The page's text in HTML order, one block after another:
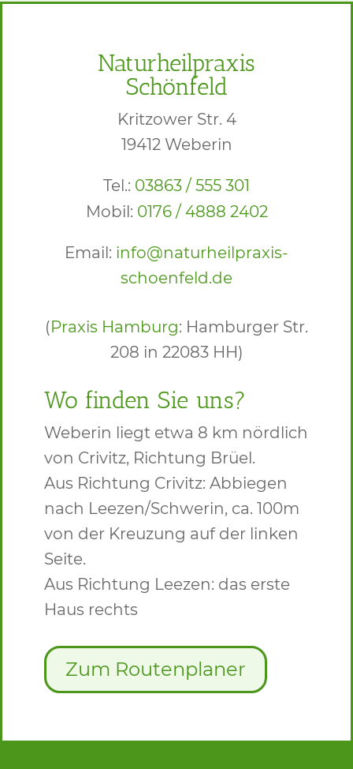
Naturheilpraxis
Schönfeld
Kritzower Str. 4
19412 Weberin
Tel.: 03863 / 555 301
Mobil: 0176 / 4888 2402
Email: info@naturheilpraxis-
schoenfeld.de
(Praxis Hamburg: Hamburger Str.
208 in 22083 HH)
Wo finden Sie uns?
Weberin liegt etwa 8 km nördlich
von Crivitz, Richtung Brüel.
Aus Richtung Crivitz: Abbiegen
nach Leezen/Schwerin, ca. 100m
von der Kreuzung auf der linken
Seite.
Aus Richtung Leezen: das erste
Haus rechts
Zum Routenplaner